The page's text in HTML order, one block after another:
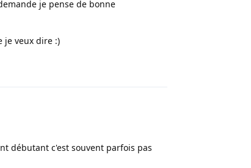
je pense de bonne
je veux dire :)
débutant c'est souvent parfois pas